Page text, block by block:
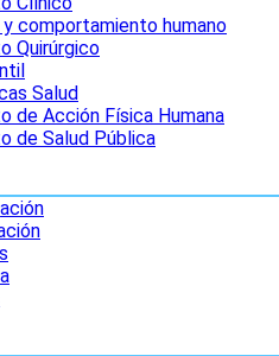
comportamiento humano
Quirúrgico
Salud
de Acción Física Humana
de Salud Pública